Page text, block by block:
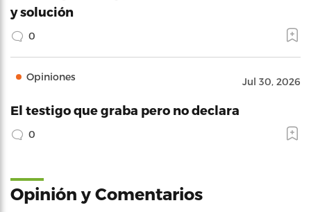
y solución
0
Opiniones Jul 30, 2026
El testigo que graba pero no declara
0
Opinión y Comentarios